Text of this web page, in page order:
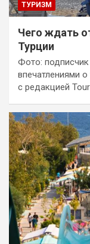
ТУРИЗМ
Чего ждать
Турции
Фото:
впечатлениями
с редакцией